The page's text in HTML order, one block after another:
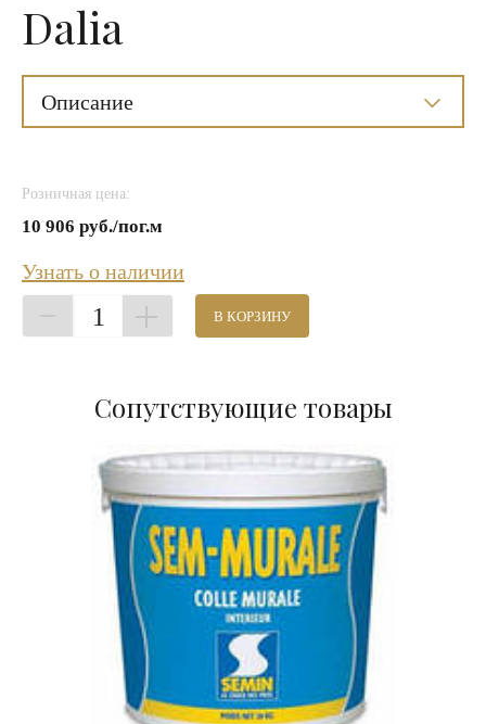
Dalia
Описание
Розничная цена:
10 906 руб./пог.м
Узнать о наличии
1 В КОРЗИНУ
Сопутствующие товары